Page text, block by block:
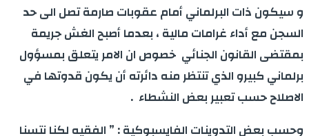
و سيكون ذات البرلماني أمام عقوبات صارمة تصل الى حد
السجن مع أداء غرامات مالية ، بعدما أصبح الغش جريمة
بمقتضى القانون الجنائي خصوص ان الامر يتعلق بمسؤول
برلماني كبيرو الذي تنتظر منه دائرته أن يكون قدوتها في
الاصلاح حسب تعبير بعض النشطاء .
وحسب بعض التدوينات الفايسبوكية : ” الفقيه لكنا نتسنا